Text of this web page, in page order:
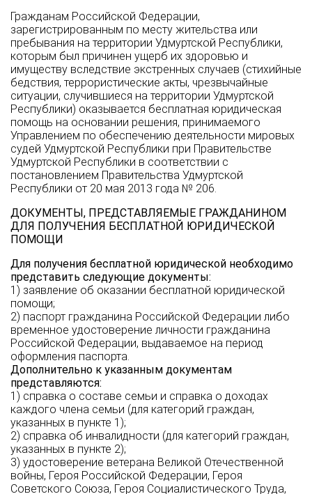
Гражданам Российской Федерации,
зарегистрированным по месту жительства или
пребывания на территории Удмуртской Республики,
которым был причинен ущерб их здоровью и
имуществу вследствие экстренных случаев (стихийные
бедствия, террористические акты, чрезвычайные
ситуации, случившиеся на территории Удмуртской
Республики) оказывается бесплатная юридическая
помощь на основании решения, принимаемого
Управлением по обеспечению деятельности мировых
судей Удмуртской Республики при Правительстве
Удмуртской Республики в соответствии с
постановлением Правительства Удмуртской
Республики от 20 мая 2013 года № 206.
ДОКУМЕНТЫ, ПРЕДСТАВЛЯЕМЫЕ ГРАЖДАНИНОМ
ДЛЯ ПОЛУЧЕНИЯ БЕСПЛАТНОЙ ЮРИДИЧЕСКОЙ
ПОМОЩИ
Для получения бесплатной юридической необходимо
представить следующие документы:
1) заявление об оказании бесплатной юридической
помощи;
2) паспорт гражданина Российской Федерации либо
временное удостоверение личности гражданина
Российской Федерации, выдаваемое на период
оформления паспорта.
Дополнительно к указанным документам
представляются:
1) справка о составе семьи и справка о доходах
каждого члена семьи (для категорий граждан,
указанных в пункте 1);
2) справка об инвалидности (для категорий граждан,
указанных в пункте 2);
3) удостоверение ветерана Великой Отечественной
войны, Героя Российской Федерации, Героя
Советского Союза, Героя Социалистического Труда,